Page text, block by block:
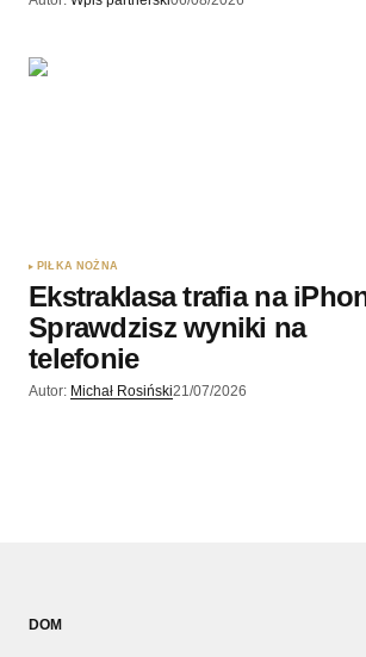
PIŁKA NOŻNA
Ekstraklasa trafia na
Sprawdzisz wyniki na
telefonie
Autor: Michał Rosiński21/07/2026
DOM